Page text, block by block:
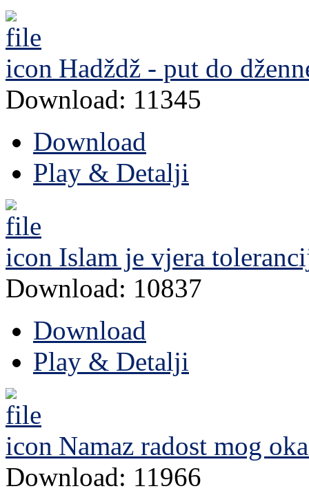
Hadždž - put do
Download: 11345
Download
Play & Detalji
Islam je vjera
Download: 10837
Download
Play & Detalji
Namaz radost mog
Download: 11966